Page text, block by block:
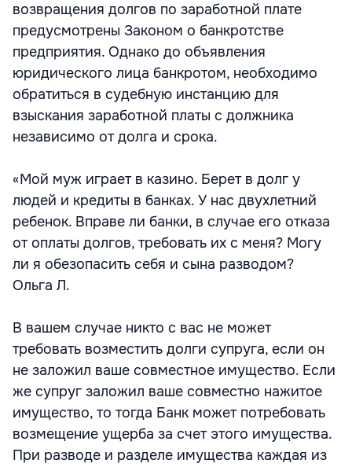
возвращения долгов по заработной плате
предусмотрены Законом о банкротстве
предприятия. Однако до объявления
юридического лица банкротом, необходимо
обратиться в судебную инстанцию для
взыскания заработной платы с должника
независимо от долга и срока.
«Мой муж играет в казино. Берет в долг у
людей и кредиты в банках. У нас двухлетний
ребенок. Вправе ли банки, в случае его отказа
от оплаты долгов, требовать их с меня? Могу
ли я обезопасить себя и сына разводом?
Ольга Л.
В вашем случае никто с вас не может
требовать возместить долги супруга, если он
не заложил ваше совместное имущество. Если
же супруг заложил ваше совместно нажитое
имущество, то тогда Банк может потребовать
возмещение ущерба за счет этого имущества.
При разводе и разделе имущества каждая из